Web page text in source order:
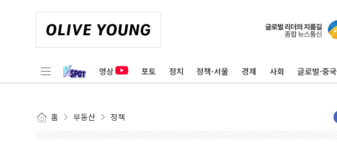
영상 포토 정치 정책·서울 경제 사회 글로벌·중국
홈 부동산 정책